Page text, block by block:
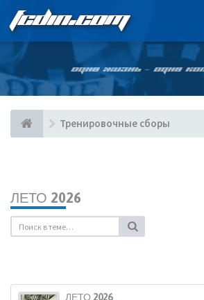
FCDIN.COM
ОДНА ЖИЗНЬ – ОДНА
Тренировочные сборы
ЛЕТО 2026
ЛЕТО 2026